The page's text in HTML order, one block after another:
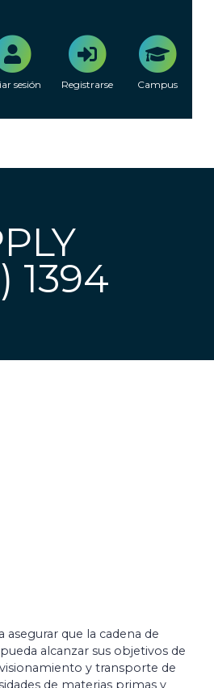
sesión Registrarse Campus
1394
que la cadena de
alcanzar sus objetivos de
y transporte de
de materias primas y